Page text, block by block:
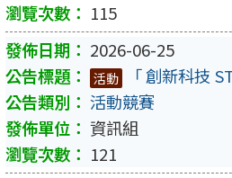
115
2026-06-25
活動
「 創新科技
活動競賽
資訊組
121